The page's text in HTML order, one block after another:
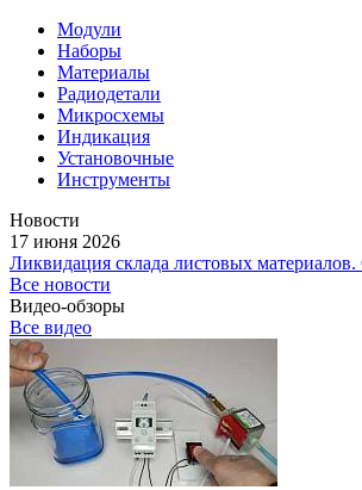
Модули
Наборы
Материалы
Радиодетали
Микросхемы
Индикация
Установочные
Инструменты
Новости
17 июня 2026
Ликвидация склада листовых
Все новости
Видео-обзоры
Все видео